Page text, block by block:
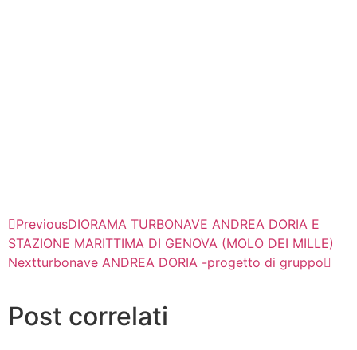
PreviousDIORAMA TURBONAVE ANDREA DORIA E
STAZIONE MARITTIMA DI GENOVA (MOLO DEI MILLE)
Nextturbonave ANDREA DORIA -progetto di gruppo
Post correlati